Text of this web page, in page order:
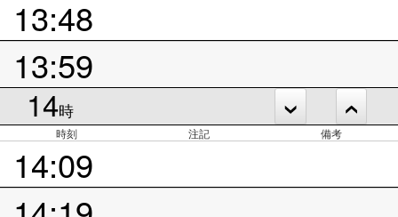
13:48
13:59
14時
時刻 注記 備考
14:09